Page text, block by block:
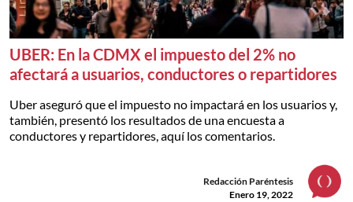
UBER: En la CDMX el impuesto del 2% no
afectará a usuarios, conductores o repartidores
Uber aseguró que el impuesto no impactará en los usuarios y,
también, presentó los resultados de una encuesta a
conductores y repartidores, aquí los comentarios.
Redacción Paréntesis
Enero 19, 2022